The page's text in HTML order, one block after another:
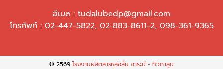
อีเมล : tudalubedp@gmail.com
โทรศัพท์ : 02-447-5822, 02-883-8611-2, 098-361-9365
© 2569 โรงงานผลิตสารหล่อลื่น จาระบี - ทิวดาลูบ